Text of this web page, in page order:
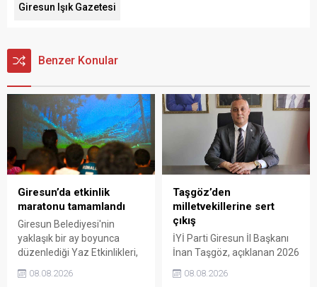
Giresun Işık Gazetesi
Benzer Konular
Giresun’da etkinlik
maratonu tamamlandı
Giresun Belediyesi'nin
yaklaşık bir ay boyunca
düzenlediği Yaz Etkinlikleri,
sanat ve eğlenceyle
08.08.2026
Taşgöz’den
milletvekillerine sert
çıkış
İYİ Parti Giresun İl Başkanı
İnan Taşgöz, açıklanan 2026
üzerinden iktidar
08.08.2026